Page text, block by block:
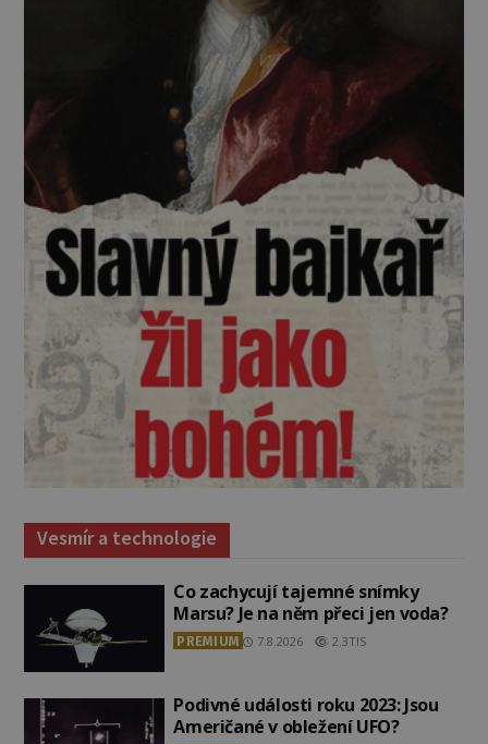
Vesmír a technologie
Co zachycují tajemné snímky
Marsu? Je na něm přeci jen voda?
PREMIUM 7.8.2026 2.3TIS
Podivné události roku 2023: Jsou
Američané v obležení UFO?